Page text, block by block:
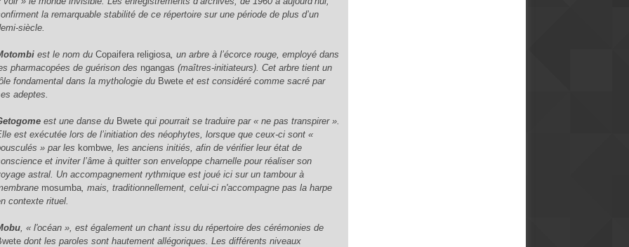
la remarquable stabilité de ce répertoire sur une période de plus d’un
siècle.
est le nom duCopaifera religiosa , un arbre à l’écorce rouge, employé dans
pharmacopées de guérison des ngangas (maîtres-initiateurs). Cet arbre tient un
fondamental dans la mythologie du Bwete et est considéré comme sacré par
adeptes.
est une danse du Bwete qui pourrait se traduire par « ne pas transpirer ».
est exécutée lors de l’initiation des néophytes, lorsque que ceux-ci sont «
» par les kombwe , les anciens initiés, afin de vérifier leur état de
et inviter l’âme à quitter son enveloppe charnelle pour réaliser son
astral. Un accompagnement rythmique est joué ici sur un tambour à
mosumba , mais, traditionnellement, celui-ci n'accompagne pas la harpe
contexte rituel.
, « l'océan », est également un chant issu du répertoire des cérémonies de
dont les paroles sont hautement allégoriques. Les différents niveaux